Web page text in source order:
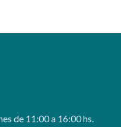
de 11:00 a 16:00 hs.